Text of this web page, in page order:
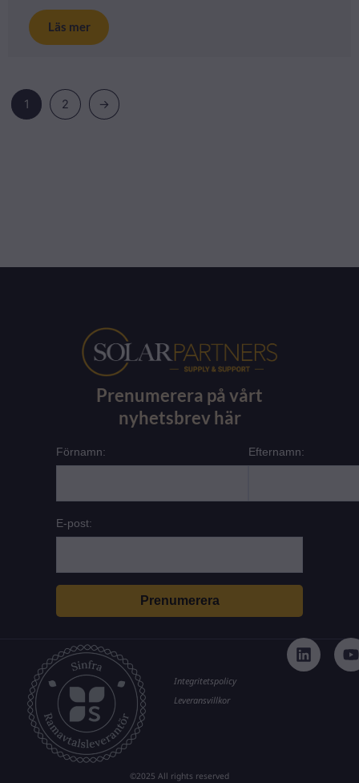
Läs mer
1 2 →
Prenumerera på vårt
nyhetsbrev här
Förnamn: Efternamn:
E-post:
L
i
n
o
u
Integritetspolicy
Leveransvillkor
©2025 All rights reserved